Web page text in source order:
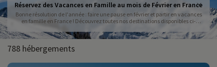
Réservez des Vacances en Famille au mois de Février en France
Bonne résolution de l'année : faire une pause en février et partir en vacances
en famille en France ! Découvrez toutes nos destinations disponibles ci-
dessous et utilisez nos filtres de recherche pour trouver la destination
parfaite pour vous et votre famille. Mer ou montagne? Location ou demi-
pension incluse? C'est à vous de choisir!
788 hébergements